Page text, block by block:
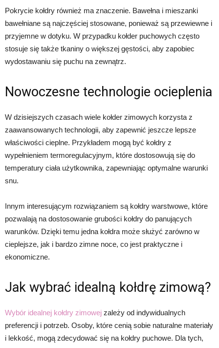
Pokrycie kołdry również ma znaczenie. Bawełna i mieszanki
bawełniane są najczęściej stosowane, ponieważ są przewiewne i
przyjemne w dotyku. W przypadku kołder puchowych często
stosuje się także tkaniny o większej gęstości, aby zapobiec
wydostawaniu się puchu na zewnątrz.
Nowoczesne technologie ocieplenia
W dzisiejszych czasach wiele kołder zimowych korzysta z
zaawansowanych technologii, aby zapewnić jeszcze lepsze
właściwości cieplne. Przykładem mogą być kołdry z
wypełnieniem termoregulacyjnym, które dostosowują się do
temperatury ciała użytkownika, zapewniając optymalne warunki
snu.
Innym interesującym rozwiązaniem są kołdry warstwowe, które
pozwalają na dostosowanie grubości kołdry do panujących
warunków. Dzięki temu jedna kołdra może służyć zarówno w
cieplejsze, jak i bardzo zimne noce, co jest praktyczne i
ekonomiczne.
Jak wybrać idealną kołdrę zimową?
Wybór idealnej kołdry zimowej zależy od indywidualnych
preferencji i potrzeb. Osoby, które cenią sobie naturalne materiały
i lekkość, mogą zdecydować się na kołdry puchowe. Dla tych,